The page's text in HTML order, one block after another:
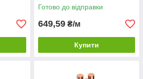
Готово до відправки
649,59 ₴/м
Купити